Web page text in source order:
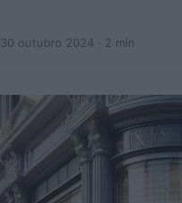
30 outubro 2024 · 2 min